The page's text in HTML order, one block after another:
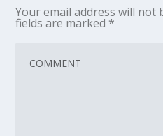
Your email address will not
fields are marked *